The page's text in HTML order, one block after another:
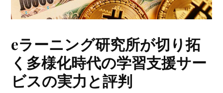
eラーニング研究所が切り拓
く多様化時代の学習支援サー
ビスの実力と評判